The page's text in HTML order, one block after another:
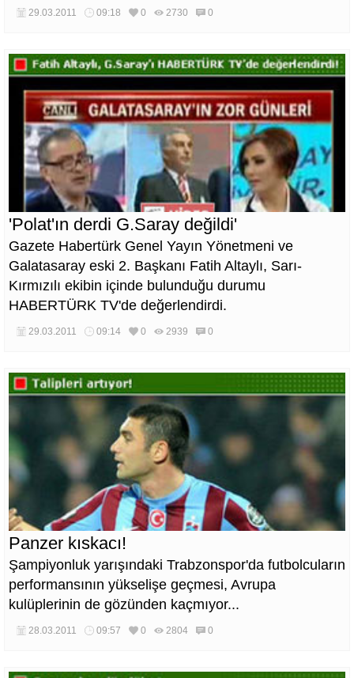
29.03.2011 09:18 0 2730 0
'Polat'ın derdi G.Saray değildi'
Gazete Habertürk Genel Yayın Yönetmeni ve
Galatasaray eski 2. Başkanı Fatih Altaylı, Sarı-
Kırmızılı ekibin içinde bulunduğu durumu
HABERTÜRK TV'de değerlendirdi.
29.03.2011 09:14 0 2939 0
Panzer kıskacı!
Şampiyonluk yarışındaki Trabzonspor'da futbolcuların
performansının yükselişe geçmesi, Avrupa
kulüplerinin de gözünden kaçmıyor...
28.03.2011 09:57 0 2804 0